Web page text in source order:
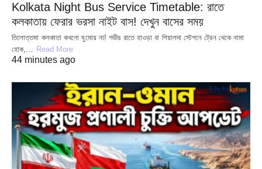
Kolkata Night Bus Service Timetable: রাতে
কলকাতায় ফেরার ভরসা নাইট বাস! দেখুন বাসের সময়
তিলোত্তমা কলকাতা কখনো ঘুমোয় না! গভীর রাতে হাওড়া বা শিয়ালদা স্টেশনে ট্রেন থেকে নামা
হোক,… Read More
44 minutes ago